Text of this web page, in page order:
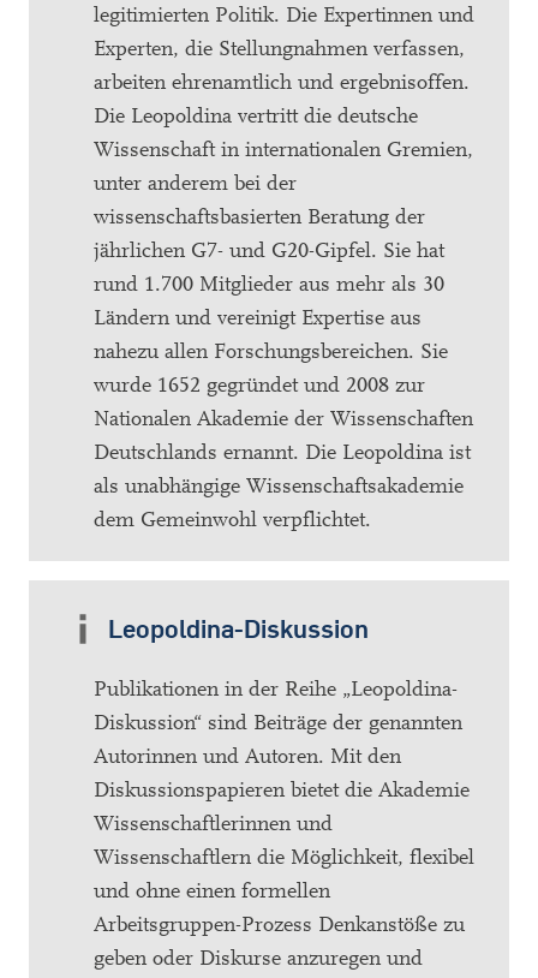
legitimierten Politik. Die Expertinnen und
Experten, die Stellungnahmen verfassen,
arbeiten ehrenamtlich und ergebnisoffen.
Die Leopoldina vertritt die deutsche
Wissenschaft in internationalen Gremien,
unter anderem bei der
wissenschaftsbasierten Beratung der
jährlichen G7- und G20-Gipfel. Sie hat
rund 1.700 Mitglieder aus mehr als 30
Ländern und vereinigt Expertise aus
nahezu allen Forschungsbereichen. Sie
wurde 1652 gegründet und 2008 zur
Nationalen Akademie der Wissenschaften
Deutschlands ernannt. Die Leopoldina ist
als unabhängige Wissenschaftsakademie
dem Gemeinwohl verpflichtet.
Leopoldina-Diskussion
Publikationen in der Reihe „Leopoldina-
Diskussion“ sind Beiträge der genannten
Autorinnen und Autoren. Mit den
Diskussionspapieren bietet die Akademie
Wissenschaftlerinnen und
Wissenschaftlern die Möglichkeit, flexibel
und ohne einen formellen
Arbeitsgruppen-Prozess Denkanstöße zu
geben oder Diskurse anzuregen und